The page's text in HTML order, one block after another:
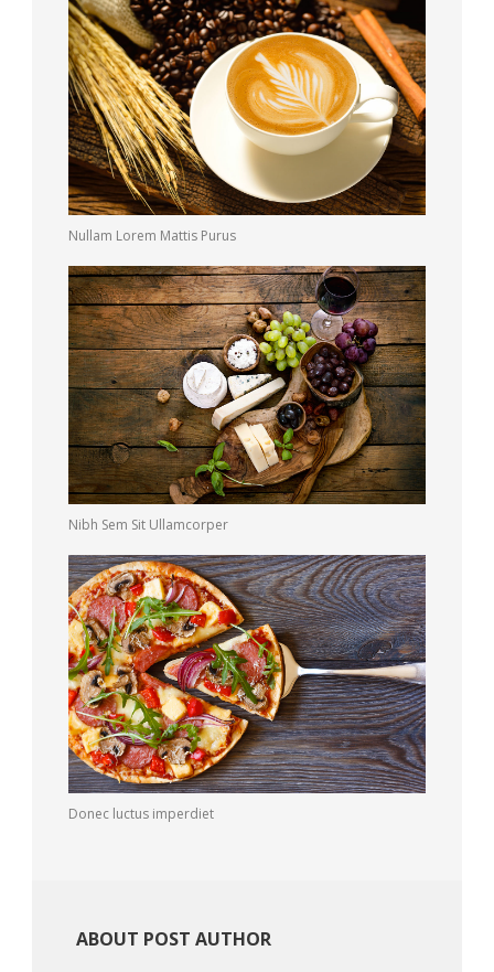
Nullam Lorem Mattis Purus
Nibh Sem Sit Ullamcorper
Donec luctus imperdiet
ABOUT POST AUTHOR